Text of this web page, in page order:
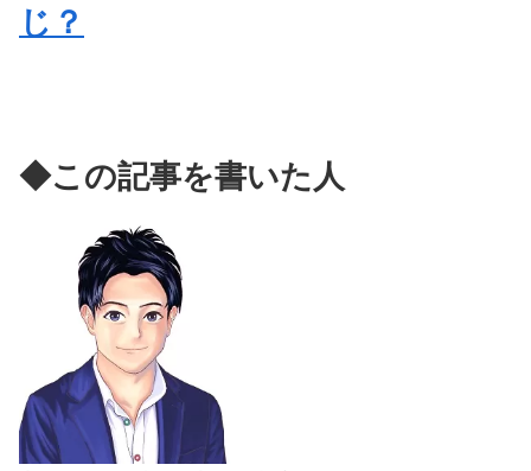
じ？
◆この記事を書いた人